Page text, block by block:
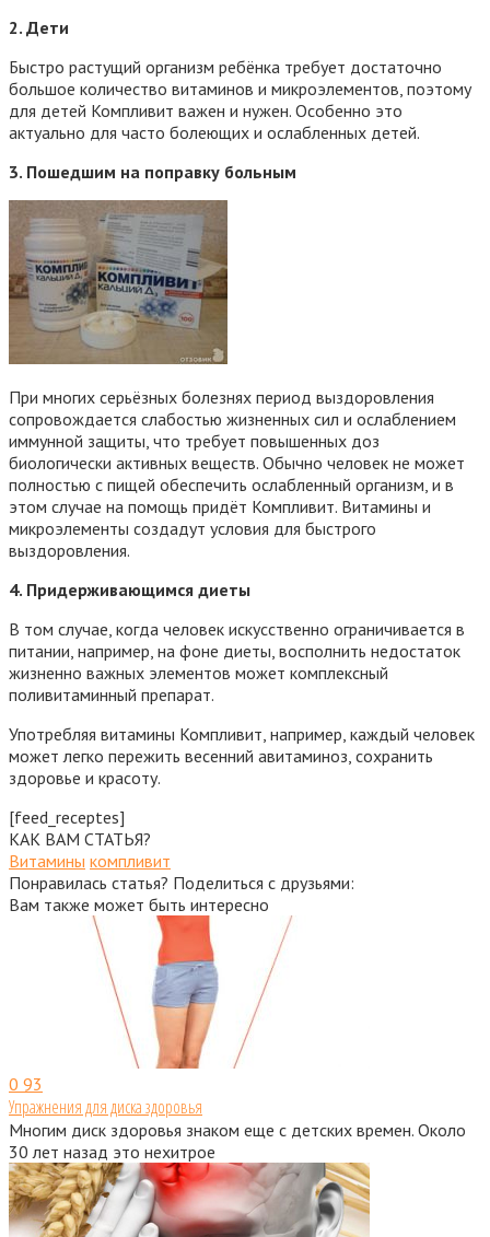
2. Дети
Быстро растущий организм ребёнка требует достаточно
большое количество витаминов и микроэлементов, поэтому
для детей Компливит важен и нужен. Особенно это
актуально для часто болеющих и ослабленных детей.
3. Пошедшим на поправку больным
При многих серьёзных болезнях период выздоровления
сопровождается слабостью жизненных сил и ослаблением
иммунной защиты, что требует повышенных доз
биологически активных веществ. Обычно человек не может
полностью с пищей обеспечить ослабленный организм, и в
этом случае на помощь придёт Компливит. Витамины и
микроэлементы создадут условия для быстрого
выздоровления.
4. Придерживающимся диеты
В том случае, когда человек искусственно ограничивается в
питании, например, на фоне диеты, восполнить недостаток
жизненно важных элементов может комплексный
поливитаминный препарат.
Употребляя витамины Компливит, например, каждый человек
может легко пережить весенний авитаминоз, сохранить
здоровье и красоту.
[feed_receptes]
КАК ВАМ СТАТЬЯ?
Витамины компливит
Понравилась статья? Поделиться с друзьями:
Вам также может быть интересно
0 93
Упражнения для диска здоровья
Многим диск здоровья знаком еще с детских времен. Около
30 лет назад это нехитрое